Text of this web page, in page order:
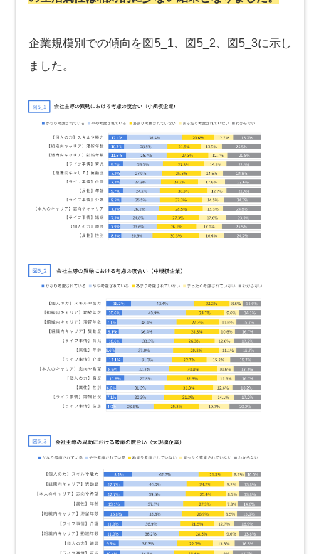
企業規模別での傾向を図5_1、図5_2、図5_3に示し
ました。